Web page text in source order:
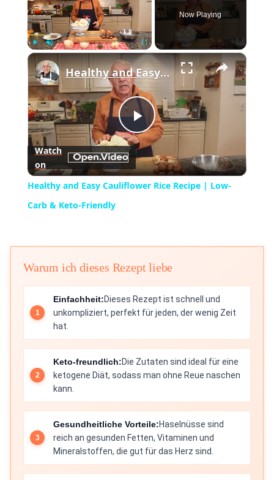
Fullscreen
Now Playing
×
Play
Video
Healthy and Easy Cauliflower Rice Recipe | Low-Carb & Keto-Friendly
Watch
on
Healthy and Easy Cauliflower Rice Recipe | Low-
Carb & Keto-Friendly
Warum ich dieses Rezept liebe
Einfachheit:Dieses Rezept ist schnell und
unkompliziert, perfekt für jeden, der wenig Zeit
hat.
Keto-freundlich:Die Zutaten sind ideal für eine
ketogene Diät, sodass man ohne Reue naschen
kann.
Gesundheitliche Vorteile:Haselnüsse sind
reich an gesunden Fetten, Vitaminen und
Mineralstoffen, die gut für das Herz sind.